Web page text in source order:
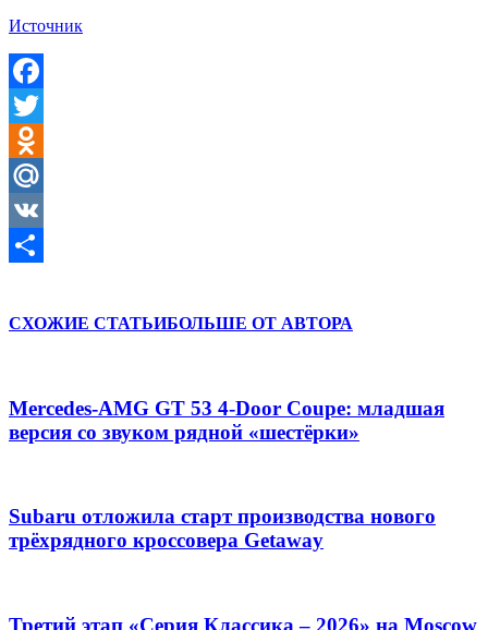
Источник
Facebook
Twitter
Odnoklassniki
Mail.Ru
VK
СХОЖИЕ СТАТЬИБОЛЬШЕ ОТ АВТОРА
Mercedes-AMG GT 53 4-Door Coupe: младшая
версия со звуком рядной «шестёрки»
Subaru отложила старт производства нового
трёхрядного кроссовера Getaway
Третий этап «Серия Классика – 2026» на Moscow